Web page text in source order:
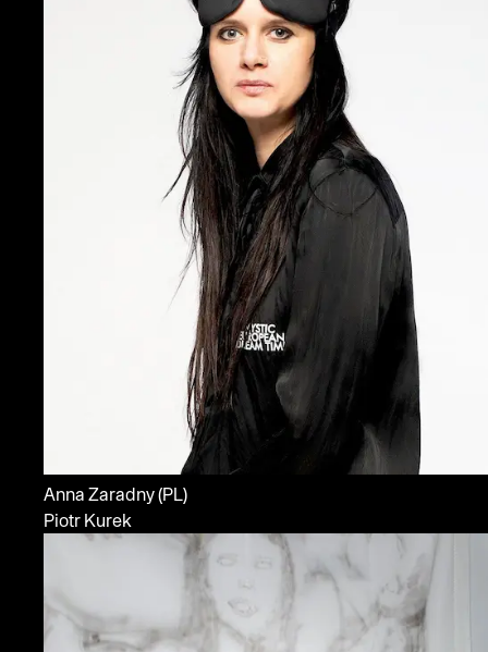
Anna Zaradny(PL)
Piotr Kurek